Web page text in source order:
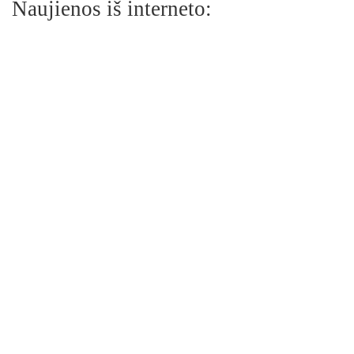
Naujienos iš interneto: